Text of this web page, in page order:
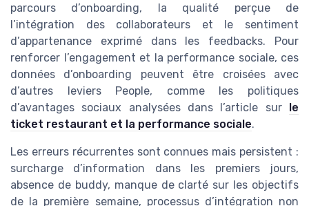
parcours d’onboarding, la qualité perçue de
l’intégration des collaborateurs et le sentiment
d’appartenance exprimé dans les feedbacks. Pour
renforcer l’engagement et la performance sociale, ces
données d’onboarding peuvent être croisées avec
d’autres leviers People, comme les politiques
d’avantages sociaux analysées dans l’article sur
le
ticket restaurant et la performance sociale.
Les erreurs récurrentes sont connues mais persistent :
surcharge d’information dans les premiers jours,
absence de buddy, manque de clarté sur les objectifs
de la première semaine, processus d’intégration non